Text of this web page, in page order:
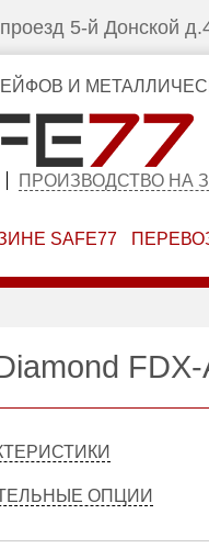
5-й Донской
И
ПРОИЗВОДСТВО НА
SAFE77
FDX-
ОПЦИИ